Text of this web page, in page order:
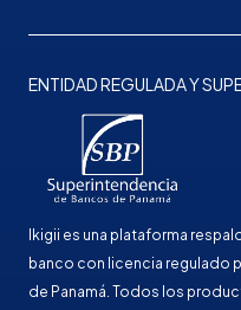
ENTIDAD REGULADA Y
Ikigii es una plataforma
banco con licencia regulado
de Panamá. Todos los